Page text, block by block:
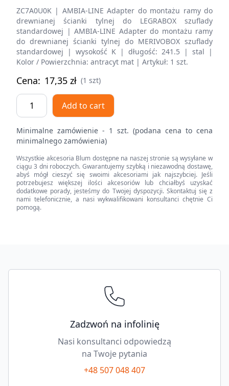
ZC7A0U0K | AMBIA-LINE Adapter do montażu ramy do
drewnianej ścianki tylnej do LEGRABOX szuflady
standardowej | AMBIA-LINE Adapter do montażu ramy
do drewnianej ścianki tylnej do MERIVOBOX szuflady
standardowej | wysokość K | długość: 241.5 | stal |
Kolor / Powierzchnia: antracyt mat | Artykuł: 1 szt.
Cena: 17,35 zł (1 szt)
AMBIA-
LINE
do
ramy
do
drewnianej
ścianki
tylnej
LEGRABOX/MERIVOBOX
Add to cart
Minimalne zamówienie - 1 szt. (podana cena to cena
minimalnego zamówienia)
Wszystkie akcesoria Blum dostępne na naszej stronie są wysyłane w
ciągu 3 dni roboczych. Gwarantujemy szybką i niezawodną dostawę,
abyś mógł cieszyć się swoimi akcesoriami jak najszybciej. Jeśli
potrzebujesz większej ilości akcesoriów lub chciałbyś uzyskać
dodatkowe porady, jesteśmy do Twojej dyspozycji. Skontaktuj się z
nami telefonicznie, a nasi wykwalifikowani konsultanci chętnie Ci
pomogą.
Zadzwoń na infolinię
Nasi konsultanci odpowiedzą
na Twoje pytania
+48 507 048 407